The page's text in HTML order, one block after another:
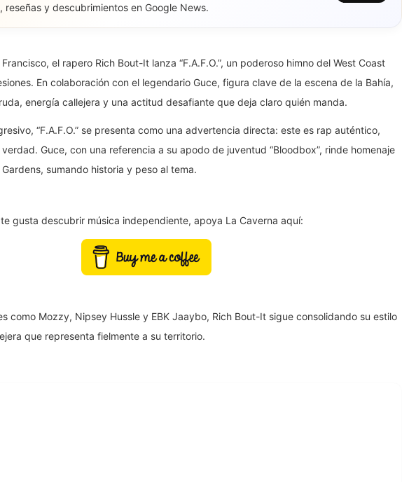
reseñas y descubrimientos en Google News.
el rapero Rich Bout-It lanza “F.A.F.O.”, un poderoso himno del West Coast
En colaboración con el legendario Guce, figura clave de la escena de la Bahía,
energía callejera y una actitud desafiante que deja claro quién manda.
“F.A.F.O.” se presenta como una advertencia directa: este es rap auténtico,
Guce, con una referencia a su apodo de juventud “Bloodbox”, rinde homenaje
sumando historia y peso al tema.
te gusta descubrir música independiente, apoya La Caverna aquí:
como Mozzy, Nipsey Hussle y EBK Jaaybo, Rich Bout-It sigue consolidando su estilo
que representa fielmente a su territorio.